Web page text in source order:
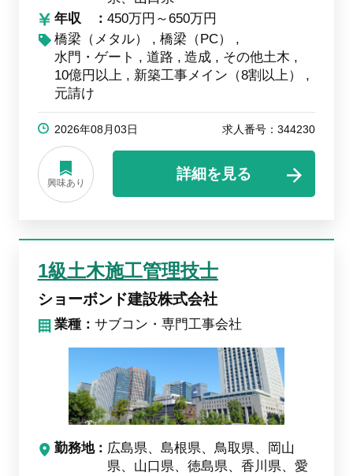
年収
450万円～650万円
橋梁（メタル）
橋梁（PC）
水門・ゲート
道路 造成
その他土木
10億円以上
新築工事メイン（8割以上）
元請け
2026年08月03日 求人番号：344230
興味あり
詳細を見る
1級土木施工管理技士
ショーボンド建設株式会社
業種：サブコン・専門工事会社
勤務地
広島県、島根県、鳥取県、岡山
県、山口県、徳島県、香川県、愛